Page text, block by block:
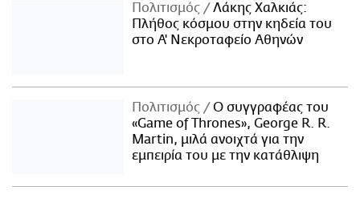
Πολιτισμός
Λάκης Χαλκιάς:
Πλήθος κόσμου στην κηδεία του
στο Α' Νεκροταφείο Αθηνών
Πολιτισμός
Ο συγγραφέας του
«Game of Thrones», George R. R.
Martin, μιλά ανοιχτά για την
εμπειρία του με την κατάθλιψη